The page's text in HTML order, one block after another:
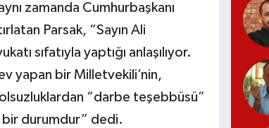
zamanda Cumhurbaşkanı
Parsak, “Sayın Ali
sıfatıyla yaptığı anlaşılıyor.
yapan bir Milletvekili’nin,
“darbe teşebbüsü”
bir durumdur” dedi.